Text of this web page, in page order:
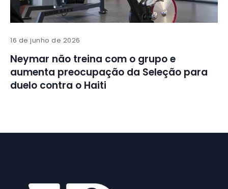
16 de junho de 2026
Neymar não treina com o grupo e
aumenta preocupação da Seleção para
duelo contra o Haiti